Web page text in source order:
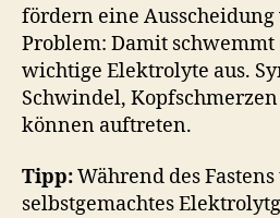
fördern eine Ausscheidung
Problem: Damit
wichtige Elektrolyte aus.
Schwindel,
können auftreten.
Tipp:Während des
selbstgemachtes